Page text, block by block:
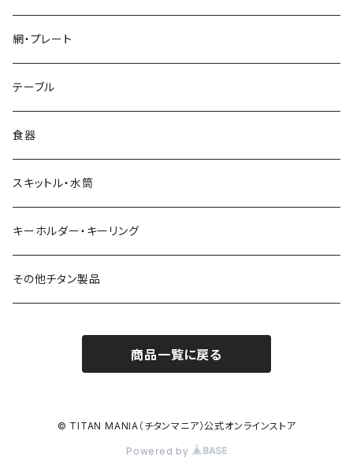
Y字型
ダブルウォールカップ
リッド（蓋）
網・プレート
テーブル
食器
スキットル・水筒
キーホルダー・キーリング
その他チタン製品
商品一覧に戻る
© TITAN MANIA（チタンマニア）公式オンラインストア
Powered by